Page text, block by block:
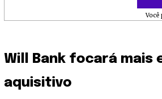
Você
Will Bank focará mais
aquisitivo